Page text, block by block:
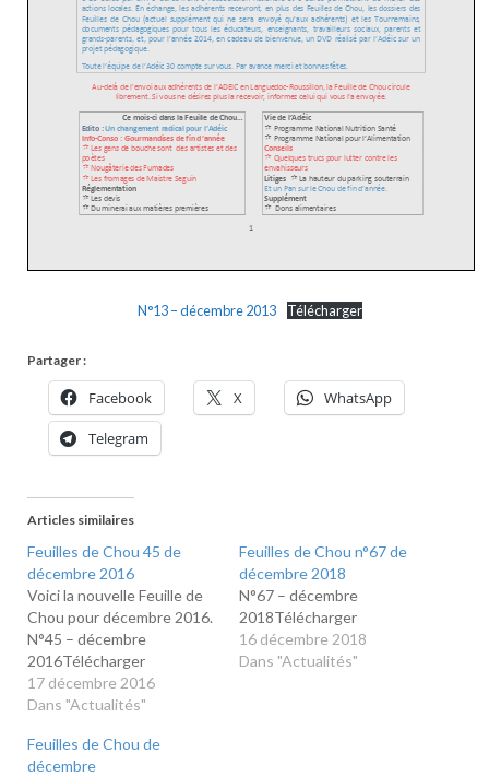
N°13 – décembre 2013 Télécharger
Partager :
Facebook X WhatsApp
Telegram
Articles similaires
Feuilles de Chou 45 de
décembre 2016
Voici la nouvelle Feuille de
Chou pour décembre 2016.
N°45 – décembre
2016Télécharger
17 décembre 2016
Dans "Actualités"
Feuilles de Chou n°67 de
décembre 2018
N°67 – décembre
2018Télécharger
16 décembre 2018
Dans "Actualités"
Feuilles de Chou de
décembre